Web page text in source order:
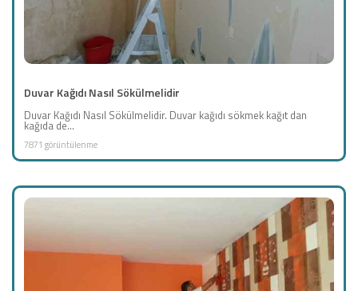
Duvar Kağıdı Nasıl Sökülmelidir
Duvar Kağıdı Nasıl Sökülmelidir. Duvar kağıdı sökmek kağıt dan
kağıda de...
7871 görüntülenme